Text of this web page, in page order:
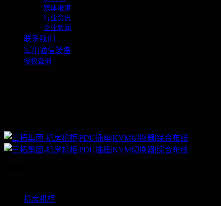
媒体报道
行业资讯
企业新闻
联系我们
军用通信装备
授权查询
机房机柜